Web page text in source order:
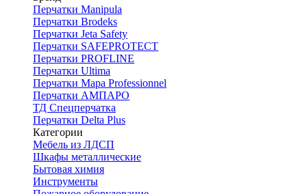
Перчатки Manipula
Перчатки Brodeks
Перчатки Jeta Safety
Перчатки SAFEPROTECT
Перчатки PROFLINE
Перчатки Ultima
Перчатки Мара Professionnel
Перчатки АМПАРО
ТД Спецперчатка
Перчатки Delta Plus
Категории
Мебель из ЛДСП
Шкафы металлические
Бытовая химия
Инструменты